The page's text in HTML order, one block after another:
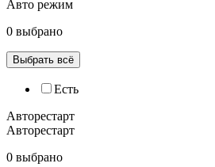
Авто режим
0 выбрано
Выбрать всё
Есть
Авторестарт
Авторестарт
0 выбрано